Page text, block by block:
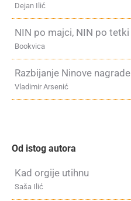
Dejan Ilić
NIN po majci, NIN po tetki
Bookvica
Razbijanje Ninove nagrade
Vladimir Arsenić
Od istog autora
Kad orgije utihnu
Saša Ilić